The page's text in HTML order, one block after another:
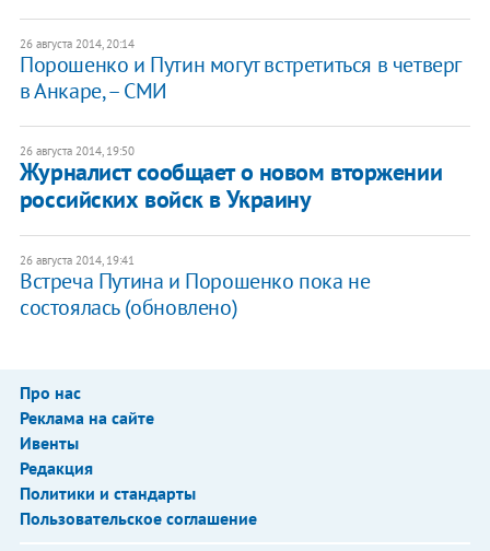
26 августа 2014, 20:14
Порошенко и Путин могут встретиться в четверг
в Анкаре, – СМИ
26 августа 2014, 19:50
Журналист сообщает о новом вторжении
российских войск в Украину
26 августа 2014, 19:41
Встреча Путина и Порошенко пока не
состоялась (обновлено)
Про нас
Реклама на сайте
Ивенты
Редакция
Политики и стандарты
Пользовательское соглашение